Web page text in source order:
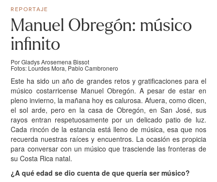
REPORTAJE
Manuel Obregón: músico
infinito
Por Gladys Arosemena Bissot
Fotos: Lourdes Mora, Pablo Cambronero
Este ha sido un año de grandes retos y gratificaciones para el
músico costarricense Manuel Obregón. A pesar de estar en
pleno invierno, la mañana hoy es calurosa. Afuera, como dicen,
el sol arde, pero en la casa de Obregón, en San José, sus
rayos entran respetuosamente por un delicado patio de luz.
Cada rincón de la estancia está lleno de música, esa que nos
recuerda nuestras raíces y encuentros. La ocasión es propicia
para conversar con un músico que trasciende las fronteras de
su Costa Rica natal.
¿A qué edad se dio cuenta de que quería ser músico?